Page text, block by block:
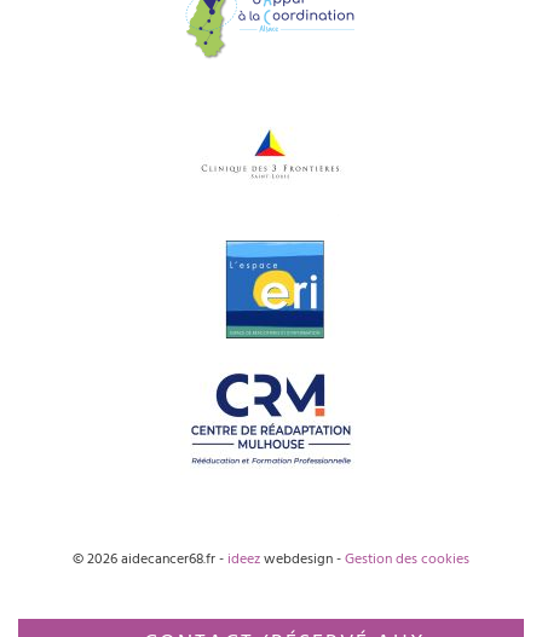
© 2026 aidecancer68.fr - ideezwebdesign -Gestion des cookies